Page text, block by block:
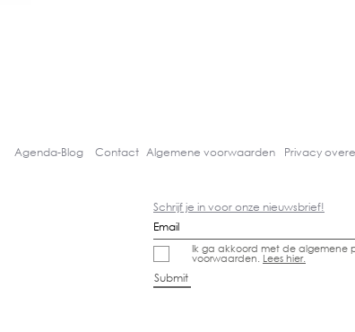
Agenda-Blog Contact Algemene voorwaarden Privacy
Schrijf je in voor onze nieuwsbrief!
Ik ga akkoord met de algemene
voorwaarden. Lees hier.
Submit